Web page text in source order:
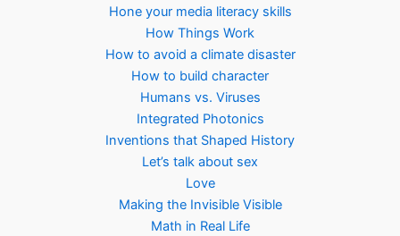
Hone your media literacy skills
How Things Work
How to avoid a climate disaster
How to build character
Humans vs. Viruses
Integrated Photonics
Inventions that Shaped History
Let’s talk about sex
Love
Making the Invisible Visible
Math in Real Life